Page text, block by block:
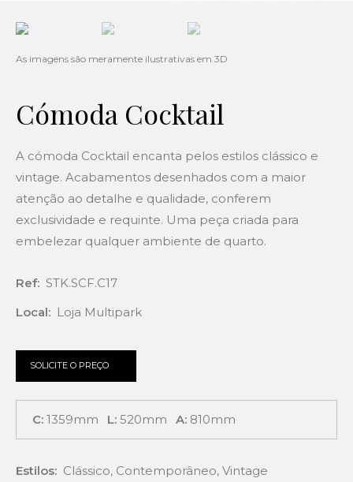
Cómoda Cocktail
A cómoda Cocktail encanta pelos estilos clássico e
vintage. Acabamentos desenhados com a maior
atenção ao detalhe e qualidade, conferem
exclusividade e requinte. Uma peça criada para
embelezar qualquer ambiente de quarto.
Ref: STK.SCF.C17
Local: Loja Multipark
SOLICITE O PREÇO
C: 1359mm L: 520mm A: 810mm
Estilos: Clássico, Contemporâneo, Vintage